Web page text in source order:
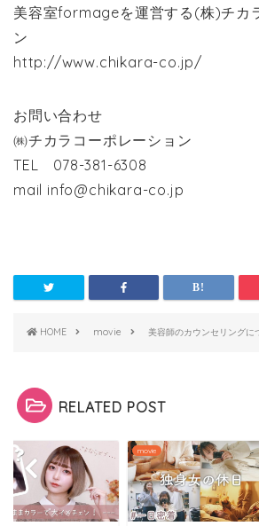
美容室formageを運営する(株)チカ
ン
http://www.chikara-co.jp/
お問い合わせ
㈱チカラコーポレーション
TEL 078-381-6308
mail info@chikara-co.jp
HOME movie 美容師のカウンセリングに
RELATED POST
movie